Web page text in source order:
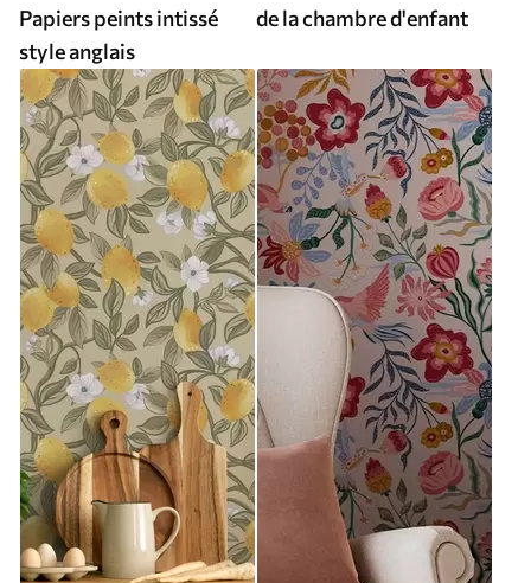
Papiers peints intissé
style anglais
de la chambre d'enfant